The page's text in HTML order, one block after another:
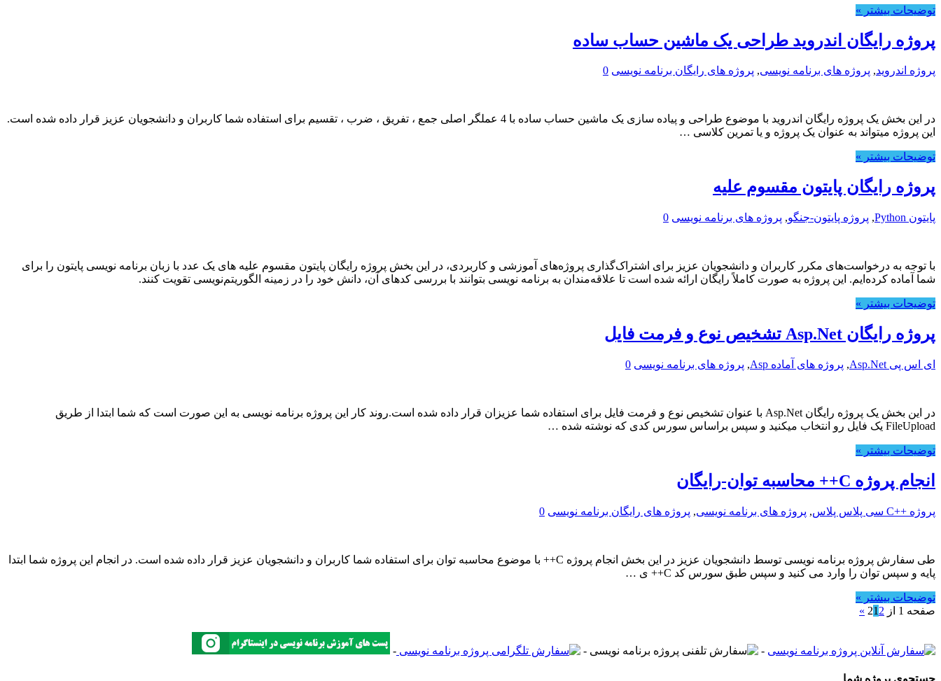
توضیحات بیشتر »
پروژه رایگان اندروید طراحی یک ماشین حساب ساده
پروژه اندروید, پروژه های برنامه نویسی, پروژه های رایگان برنامه نویسی 0
در این بخش یک پروژه رایگان اندروید با موضوع طراحی و پیاده سازی یک ماشین حساب ساده با 4 عملگر اصلی جمع ، تفریق ، ضرب ، تقسیم برای استفاده شما کاربران و دانشجویان عزیز قرار داده شده است.
این پروژه میتواند به عنوان یک پروژه و یا تمرین کلاسی …
توضیحات بیشتر »
پروژه رایگان پایتون مقسوم علیه
پایتون Python , پروژه پایتون-جنگو, پروژه های برنامه نویسی 0
با توجه به درخواست‌های مکرر کاربران و دانشجویان عزیز برای اشتراک‌گذاری پروژه‌های آموزشی و کاربردی، در این بخش پروژه رایگان پایتون مقسوم علیه های یک عدد با زبان برنامه نویسی پایتون را برای
شما آماده کرده‌ایم. این پروژه به صورت کاملاً رایگان ارائه شده است تا علاقه‌مندان به برنامه نویسی بتوانند با بررسی کدهای آن، دانش خود را در زمینه الگوریتم‌نویسی تقویت کنند.
توضیحات بیشتر »
پروژه رایگان Asp.Net تشخیص نوع و فرمت فایل
ای اس پی Asp.Net , پروژه های آماده Asp , پروژه های برنامه نویسی 0
در این بخش یک پروژه رایگان Asp.Net با عنوان تشخیص نوع و فرمت فایل برای استفاده شما عزیزان قرار داده شده است.روند کار این پروژه برنامه نویسی به این صورت است که شما ابتدا از طریق
FileUpload یک فایل رو انتخاب میکنید و سپس براساس سورس کدی که نوشته شده …
توضیحات بیشتر »
انجام پروژه C++ محاسبه توان-رایگان
پروژه ++C سی پلاس پلاس , پروژه های برنامه نویسی, پروژه های رایگان برنامه نویسی 0
طی سفارش پروژه برنامه نویسی توسط دانشجویان عزیز در این بخش انجام پروژه C++ با موضوع محاسبه توان برای استفاده شما کاربران و دانشجویان عزیز قرار داده شده است. در انجام این پروژه شما ابتدا
پایه و سپس توان را وارد می کنید و سپس طبق سورس کد C++ ی …
توضیحات بیشتر »
صفحه 1 از 2
1 2
»
-
-
-